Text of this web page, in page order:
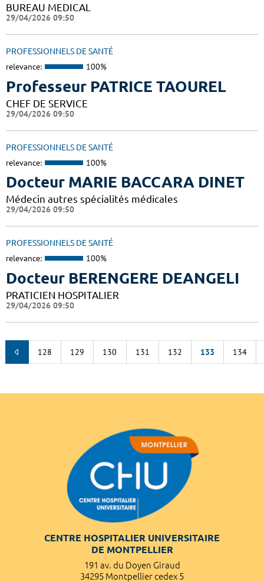
BUREAU MEDICAL
29/04/2026 09:50
PROFESSIONNELS DE SANTÉ
relevance: 100%
Professeur PATRICE TAOUREL
CHEF DE SERVICE
29/04/2026 09:50
PROFESSIONNELS DE SANTÉ
relevance: 100%
Docteur MARIE BACCARA DINET
Médecin autres spécialités médicales
29/04/2026 09:50
PROFESSIONNELS DE SANTÉ
relevance: 100%
Docteur BERENGERE DEANGELI
PRATICIEN HOSPITALIER
29/04/2026 09:50
128 129 130 131 132 133 134
CENTRE HOSPITALIER UNIVERSITAIRE
DE MONTPELLIER
191 av. du Doyen Giraud
34295 Montpellier cedex 5